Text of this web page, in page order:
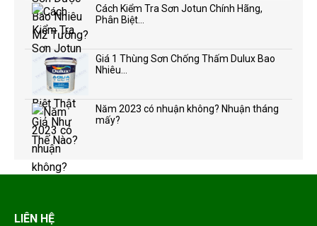
Cách Kiểm Tra Sơn Jotun Chính Hãng,
Phân Biệt...
Giá 1 Thùng Sơn Chống Thấm Dulux Bao
Nhiêu...
Năm 2023 có nhuận không? Nhuận tháng
mấy?
LIÊN HỆ